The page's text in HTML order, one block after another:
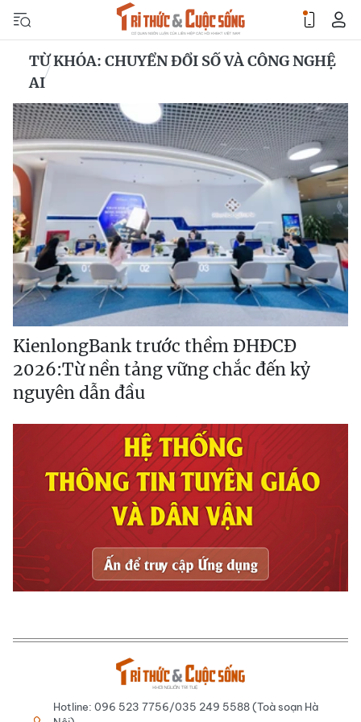
TỪ KHÓA: CHUYỂN ĐỔI SỐ VÀ CÔNG NGHỆ
AI
KienlongBank trước thềm ĐHĐCĐ
2026:Từ nền tảng vững chắc đến kỷ
nguyên dẫn đầu
Hotline: 096 523 7756/035 249 5588 (Toà soạn Hà